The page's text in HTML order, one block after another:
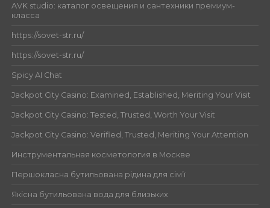
AVK studio: каталог освещения и сантехники премиум-
класса
https://sovet-str.ru/
https://sovet-str.ru/
Spicy AI Chat
Jackpot City Casino: Examined, Established, Meriting Your Visit
Jackpot City Casino: Tested, Trusted, Worth Your Visit
Jackpot City Casino: Verified, Trusted, Meriting Your Attention
Инструментальная косметология в Москве
Першокласна бутильована рідина для сім’ї
Якісна бутильована вода для близьких